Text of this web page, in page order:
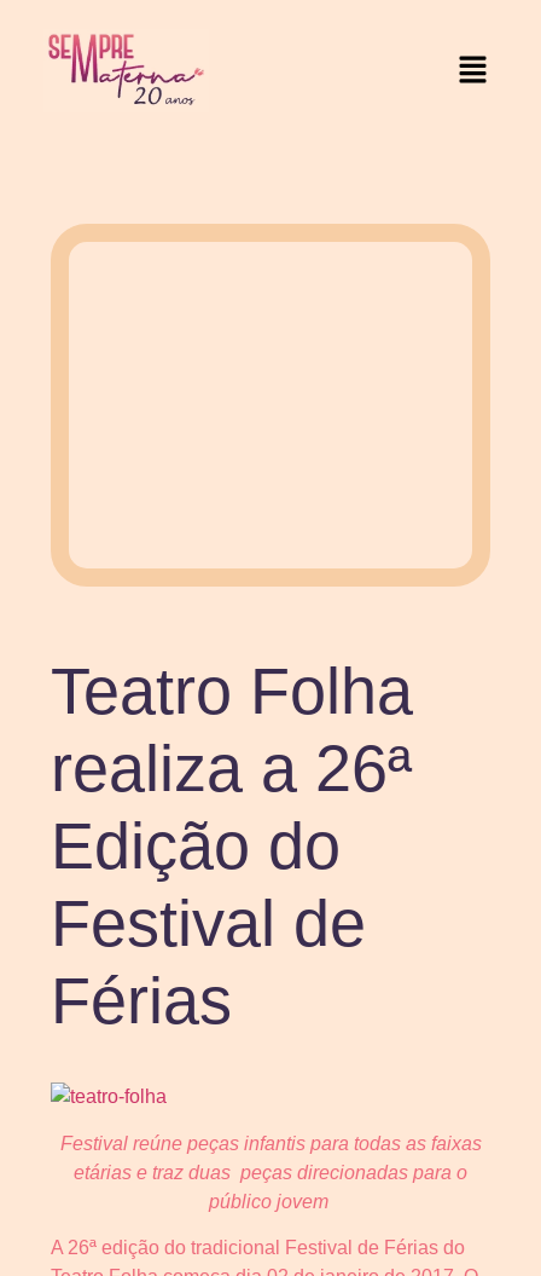
Teatro Folha
realiza a 26ª
Edição do
Festival de
Férias
Festival reúne peças infantis para todas as faixas
etárias e traz duas peças direcionadas para o
público jovem
A 26ª edição do tradicional Festival de Férias do